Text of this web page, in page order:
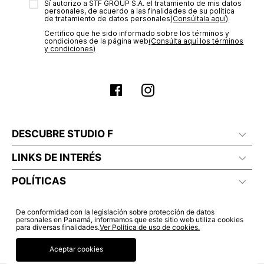
estado de tu compra puedes ingresar al menú de “Mi cuenta -
Mis Pedidos” en nuestra página webwww.studiofpanama.pa
Sí autorizo a STF GROUP S.A. el tratamiento de mis datos
personales, de acuerdo a las finalidades de su política
de tratamiento de datos personales‎(Consúltala aquí)
Certifico que he sido informado sobre los términos y
condiciones de la página web‎(Consúlta aquí los términos
y condiciones)
DESCUBRE STUDIO F
LINKS DE INTERÉS
POLÍTICAS
De conformidad con la legislación sobre protección de datos
personales en Panamá, informamos que este sitio web utiliza cookies
para diversas finalidades.Ver Política de uso de cookies.
Aceptar cookies